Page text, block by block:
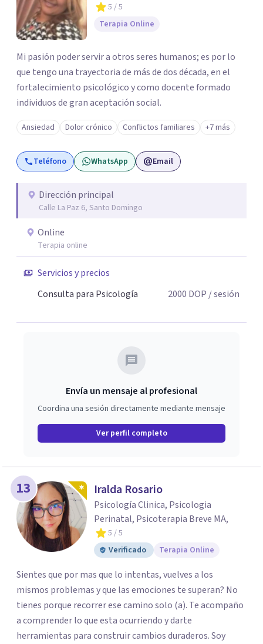
5 / 5
Terapia Online
Mi pasión poder servir a otros seres humanos; es por lo
que tengo una trayectoria de más de dos década, en el
fortalecimiento psicológico y como docente formado
individuos de gran aceptación social.
Ansiedad Dolor crónico Conflictos familiares +7 más
Teléfono WhatsApp Email
Dirección principal
Calle La Paz 6, Santo Domingo
Online
Terapia online
Servicios y precios
Consulta para Psicología
2000 DOP / sesión
Envía un mensaje al profesional
Coordina una sesión directamente mediante mensaje
Ver perfil completo
13 Iralda Rosario
Psicología Clinica, Psicologia
Perinatal, Psicoterapia Breve MA,
5 / 5
Verificado
Terapia Online
Sientes que por mas que lo intentas, vuelves a los
mismos problemas y que las emociones te superan? No
tienes porque recorrer ese camino solo (a). Te acompaño
a comprender lo que esta ocurriendo y darte
herramientas para construir cambios duraderos. Soy